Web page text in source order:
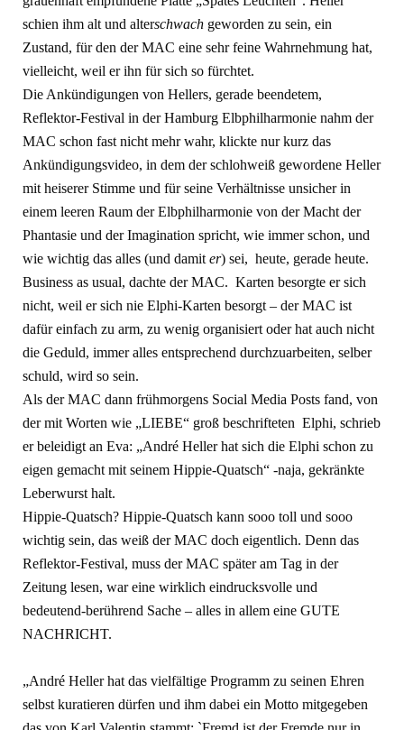
schien ihm alt und alterschwach geworden zu sein, ein
Zustand, für den der MAC eine sehr feine Wahrnehmung hat,
vielleicht, weil er ihn für sich so fürchtet.
Die Ankündigungen von Hellers, gerade beendetem,
Reflektor-Festival in der Hamburg Elbphilharmonie nahm der
MAC schon fast nicht mehr wahr, klickte nur kurz das
Ankündigungsvideo, in dem der schlohweiß gewordene Heller
mit heiserer Stimme und für seine Verhältnisse unsicher in
einem leeren Raum der Elbphilharmonie von der Macht der
Phantasie und der Imagination spricht, wie immer schon, und
wie wichtig das alles (und damiter) sei, heute, gerade heute.
Business as usual, dachte der MAC. Karten besorgte er sich
nicht, weil er sich nie Elphi-Karten besorgt – der MAC ist
dafür einfach zu arm, zu wenig organisiert oder hat auch nicht
die Geduld, immer alles entsprechend durchzuarbeiten, selber
schuld, wird so sein.
Als der MAC dann frühmorgens Social Media Posts fand, von
der mit Worten wie „LIEBE“ groß beschrifteten Elphi, schrieb
er beleidigt an Eva: „André Heller hat sich die Elphi schon zu
eigen gemacht mit seinem Hippie-Quatsch“ -naja, gekränkte
Leberwurst halt.
Hippie-Quatsch? Hippie-Quatsch kann sooo toll und sooo
wichtig sein, das weiß der MAC doch eigentlich. Denn das
Reflektor-Festival, muss der MAC später am Tag in der
Zeitung lesen, war eine wirklich eindrucksvolle und
bedeutend-berührend Sache – alles in allem eine GUTE
NACHRICHT.
„André Heller hat das vielfältige Programm zu seinen Ehren
selbst kuratieren dürfen und ihm dabei ein Motto mitgegeben